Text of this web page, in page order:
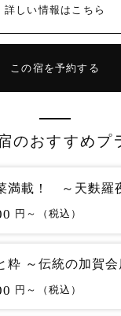
詳しい情報はこちら
この宿を予約する
のおすすめプ
満載！ ～天麩羅
円～（税込）
粋 ～伝統の加賀会
円～（税込）